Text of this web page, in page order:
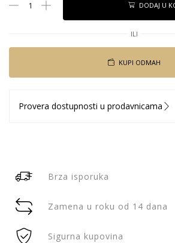
DODAJ U
ILI
KUPI ODMAH
Provera dostupnosti u prodavnicama
Brza isporuka
Zamena u roku od 14 dana
Sigurna kupovina